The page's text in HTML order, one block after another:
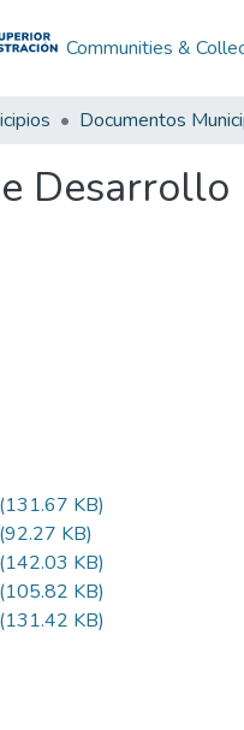
Communities &
Documentos
Desarrollo
(131.67 KB)
(92.27 KB)
(142.03 KB)
(105.82 KB)
(131.42 KB)